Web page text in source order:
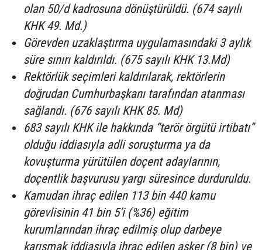
olan 50/d kadrosuna dönüştürüldü. (674 sayılı
KHK 49. Md.)
Görevden uzaklaştırma uygulamasındaki 3 aylık
süre sınırı kaldırıldı. (675 sayılı KHK 13.Md)
Rektörlük seçimleri kaldırılarak, rektörlerin
doğrudan Cumhurbaşkanı tarafından atanması
sağlandı. (676 sayılı KHK 85. Md)
683 sayılı KHK ile hakkında “terör örgütü irtibatı”
olduğu iddiasıyla adli soruşturma ya da
kovuşturma yürütülen doçent adaylarının,
doçentlik başvurusu yargı süresince durduruldu.
Kamudan ihraç edilen 113 bin 440 kamu
görevlisinin 41 bin 5’i (%36) eğitim
kurumlarından ihraç edilmiş olup darbeye
karışmak iddiasıyla ihraç edilen asker (8 bin) ve